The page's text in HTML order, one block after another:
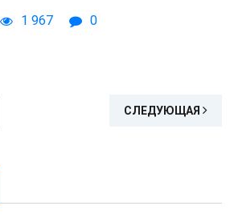
1 967 0
СЛЕДУЮЩАЯ